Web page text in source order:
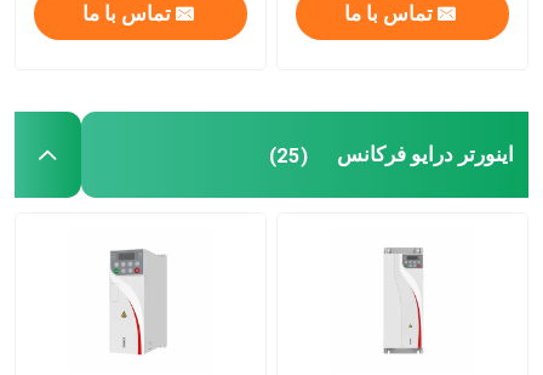
تماس با ما تماس با ما
اینورتر درایو فرکانس (25)